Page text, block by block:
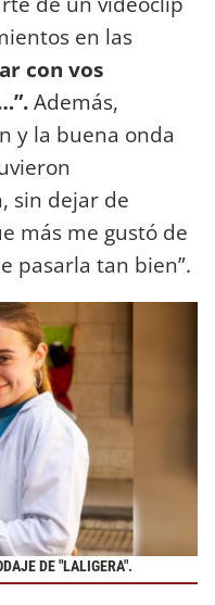
en las
con vos
Además,
y la buena onda
sin dejar de
más me gustó de
pasarla tan bien”.
DE "LALIGERA".